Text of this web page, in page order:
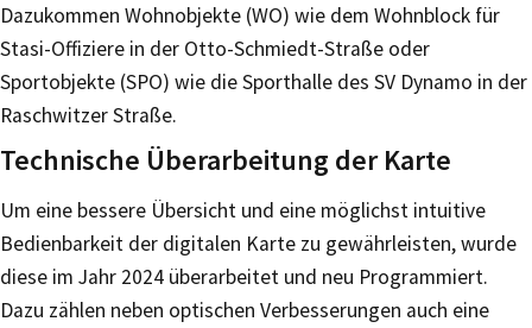
Dazukommen Wohnobjekte (WO) wie dem Wohnblock für
Stasi-Offiziere in der Otto-Schmiedt-Straße oder
Sportobjekte (SPO) wie die Sporthalle des SV Dynamo in der
Raschwitzer Straße.
Technische Überarbeitung der Karte
Um eine bessere Übersicht und eine möglichst intuitive
Bedienbarkeit der digitalen Karte zu gewährleisten, wurde
diese im Jahr 2024 überarbeitet und neu Programmiert.
Dazu zählen neben optischen Verbesserungen auch eine